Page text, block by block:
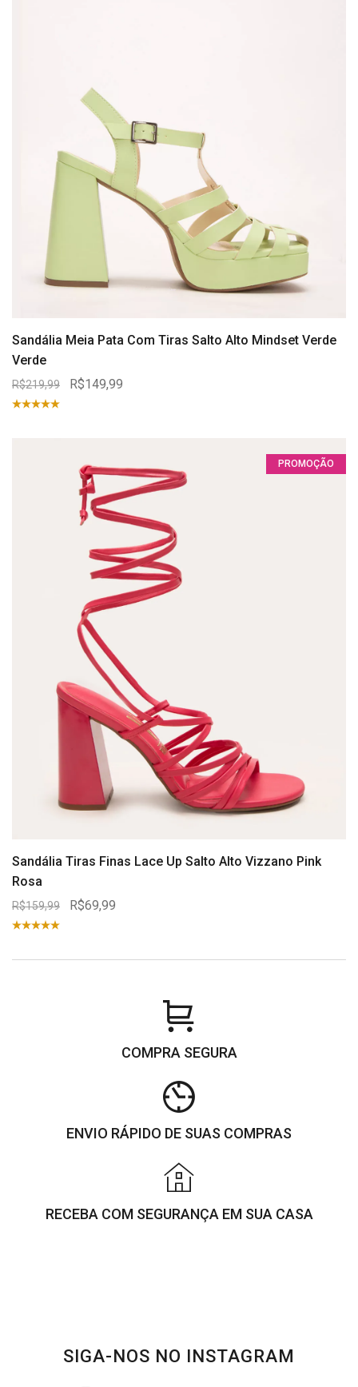
Sandália Meia Pata Com Tiras Salto Alto Mindset Verde
Verde
R$219,99 R$149,99
PROMOÇÃO
Sandália Tiras Finas Lace Up Salto Alto Vizzano Pink
Rosa
R$159,99 R$69,99
COMPRA SEGURA
ENVIO RÁPIDO DE SUAS COMPRAS
RECEBA COM SEGURANÇA EM SUA CASA
SIGA-NOS NO INSTAGRAM